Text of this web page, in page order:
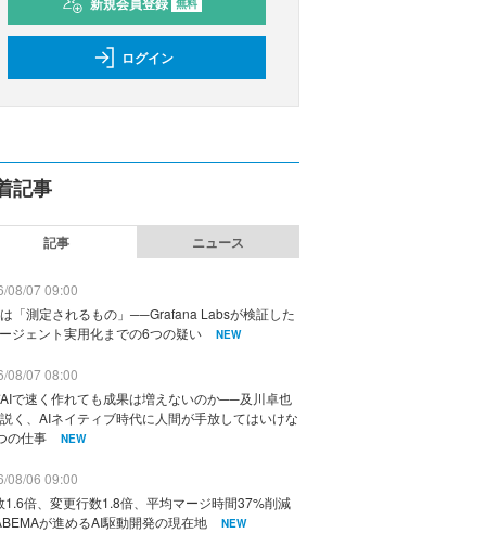
無料
ログイン
記事
記事 ニュース
08/07 09:00
「測定されるもの」──Grafana Labsが検証した
ジェント実用化までの6つの疑い
NEW
08/07 08:00
で速く作れても成果は増えないのか──及川卓也
く、AIネイティブ時代に人間が手放してはいけな
の仕事
NEW
08/06 09:00
1.6倍、変更行数1.8倍、平均マージ時間37%削減
が進めるAI駆動開発の現在地
NEW